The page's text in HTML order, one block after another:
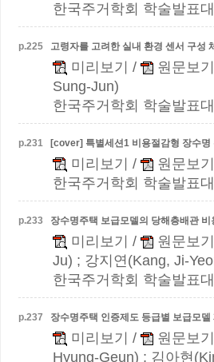
한국주거학회 학술발표
p.225 고령자를 고려한 실내 환경 센서 구성
미리보기 / 원문보기
Sung-Jun)
한국주거학회 학술발표
p.231 [cover] 특별세션1 비용절감형 장수
미리보기 / 원문보기
한국주거학회 학술발표
p.233 장수명주택 보급모델의 당해층배관 비
미리보기 / 원문보기
Ju) ; 강지연(Kang, Ji-
한국주거학회 학술발표
p.237 장수명주택 인증제도 등급별 보급모델
미리보기 / 원문보기
Hyung-Geun) ; 김아현